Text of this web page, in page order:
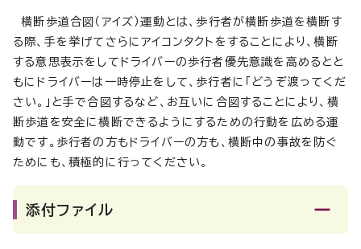
横断歩道合図（アイズ）運動とは、歩行者が横断歩道を横断す
る際、手を挙げてさらにアイコンタクトをすることにより、横断
する意思表示をしてドライバーの歩行者優先意識を高めるとと
もにドライバーは一時停止をして、歩行者に「どうぞ渡ってくだ
さい。」と手で合図するなど、お互いに合図することにより、横
断歩道を安全に横断できるようにするための行動を広める運
動です。歩行者の方もドライバーの方も、横断中の事故を防ぐ
ためにも、積極的に行ってください。
添付ファイル